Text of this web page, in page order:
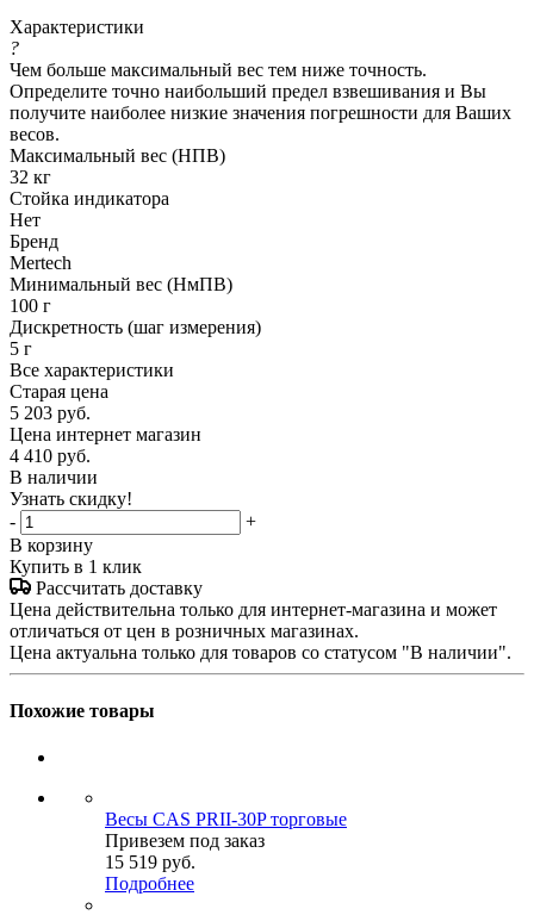
Характеристики
?
Чем больше максимальный вес тем ниже точность.
Определите точно наибольший предел взвешивания и Вы
получите наиболее низкие значения погрешности для Ваших
весов.
Максимальный вес (НПВ)
32 кг
Стойка индикатора
Нет
Бренд
Mertech
Минимальный вес (НмПВ)
100 г
Дискретность (шаг измерения)
5 г
Все характеристики
Старая цена
5 203 руб.
Цена интернет магазин
4 410 руб.
В наличии
Узнать скидку!
-
+
В корзину
Купить в 1 клик
Рассчитать доставку
Цена действительна только для интернет-магазина и может
отличаться от цен в розничных магазинах.
Цена актуальна только для товаров со статусом "В наличии".
Похожие товары
Весы CAS PRII-30P торговые
Привезем под заказ
15 519 руб.
Подробнее